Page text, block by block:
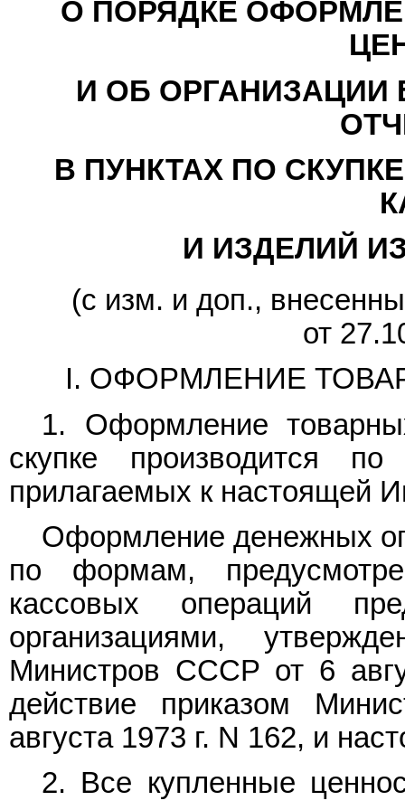
О ПОРЯДКЕ
И ОБ ОРГАНИЗАЦИИ
В ПУНКТАХ ПО
И ИЗДЕЛИЙ
(с изм. и доп.,
от
I. ОФОРМЛЕНИЕ
1. Оформление
скупке производится
прилагаемых к настоящей
Оформление денежных
по формам,
кассовых операций
организациями,
Министров СССР от 6
действие приказом
августа 1973 г. N 162, и
2. Все купленные